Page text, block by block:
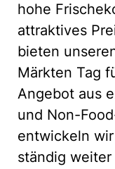
hohe
attraktives
bieten
Märkten Tag
Angebot aus
und Non-
entwickeln
ständig